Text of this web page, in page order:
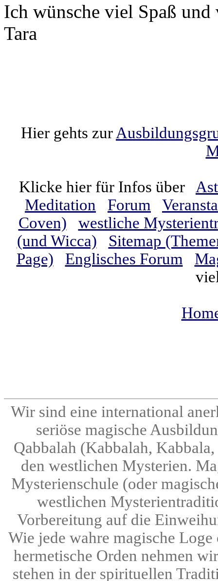
Ich wünsche viel Spaß
Tara
Hier gehts zur
Klicke hier für Infos über
Meditation
Forum
Coven)
westliche
(und Wicca)
Sitemap
Page)
Englisches Forum
Wir sind eine international
seriöse magische
Qabbalah (Kabbalah,
den westlichen Mysterien.
Mysterienschule (oder
westlichen
Vorbereitung auf die
Wie jede wahre magische
hermetische Orden nehmen
stehen in der spirituellen